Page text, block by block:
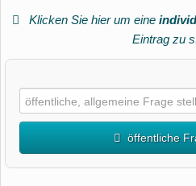
Klicken Sie hier um eine
Eintrag zu
öffentliche